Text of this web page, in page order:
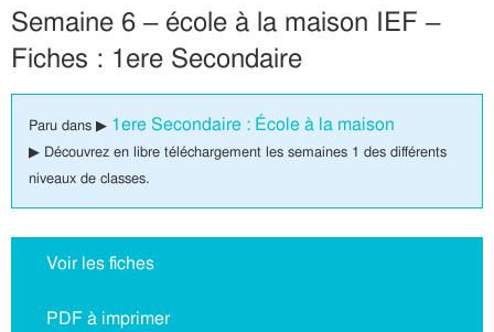
Semaine 6 – école à la maison IEF –
Fiches : 1ere Secondaire
Paru dans ▶ 1ere Secondaire : École à la maison
▶ Découvrez en libre téléchargement les semaines 1 des différents
niveaux de classes.
Voir les fiches
PDF à imprimer